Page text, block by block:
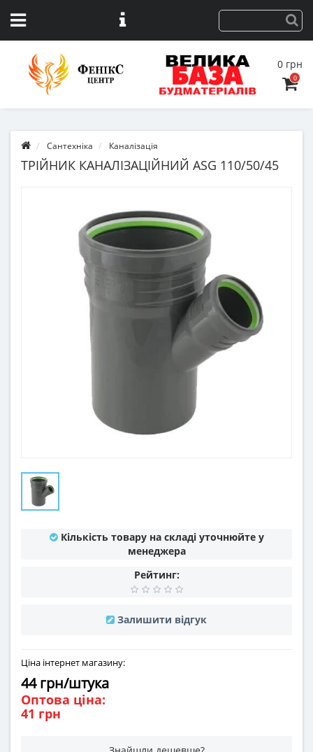
0 грн
0
Сантехніка Каналізація
ТРІЙНИК КАНАЛІЗАЦІЙНИЙ ASG 110/50/45
Кількість товару на складі уточнюйте у
менеджера
Рейтинг:
Залишити відгук
Ціна інтернет магазину:
44 грн/штука
Оптова ціна:
41 грн